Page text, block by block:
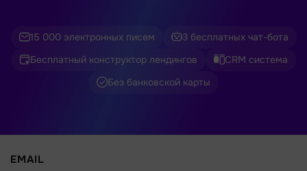
15 000 электронных писем
3 бесплатных чат-бота
Бесплатный конструктор лендингов
CRM система
Без банковской карты
EMAIL